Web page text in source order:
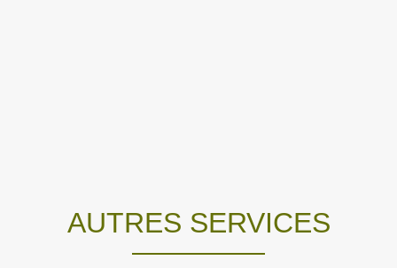
AUTRES SERVICES